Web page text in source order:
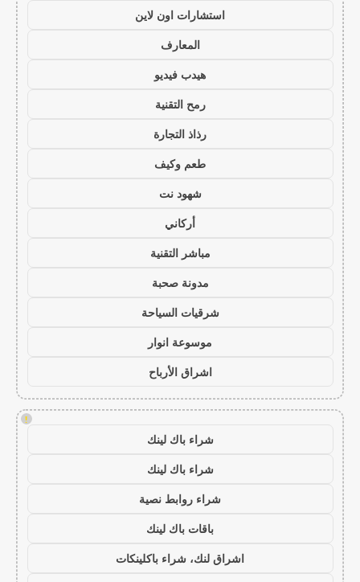
استشارات اون لاين
المعارف
هيدب فيديو
رمح التقنية
رذاذ التجارة
طعم وكيف
شهود نت
أركاني
مباشر التقنية
مدونة صحبة
شرقيات السياحة
موسوعة انوار
اشراق الأرباح
!
شراء باك لينك
شراء باك لينك
شراء روابط نصية
باقات باك لينك
اشراق لنك، شراء باكلينكات